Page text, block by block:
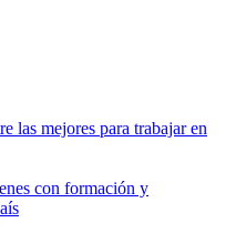
las mejores para trabajar en
con formación y